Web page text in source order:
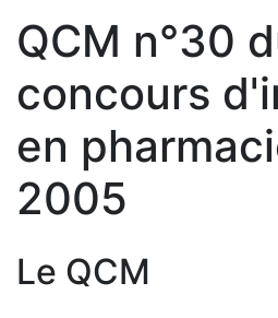
QCM n°30
concours
en
2005
Le QCM